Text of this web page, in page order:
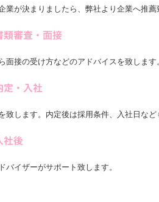
業が決まりましたら、弊社より企業へ推薦
面接の受け方などのアドバイスを致しま
致します。内定後は採用条件、入社日など
バイザーがサポート致します。